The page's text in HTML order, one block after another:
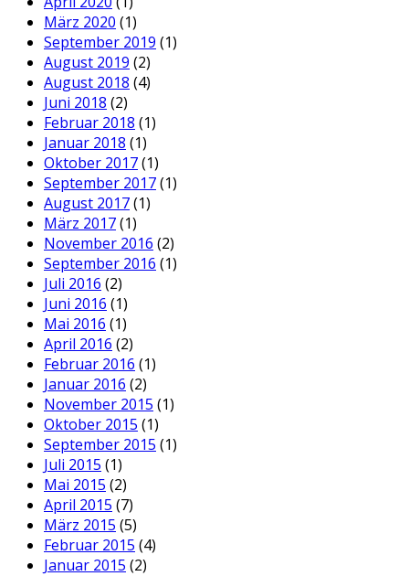
März 2020 (1)
September 2019 (1)
August 2019 (2)
August 2018 (4)
Juni 2018 (2)
Februar 2018 (1)
Januar 2018 (1)
Oktober 2017(1)
September 2017(1)
August 2017(1)
März 2017(1)
November 2016 (2)
September 2016 (1)
Juli 2016 (2)
Juni 2016 (1)
Mai 2016 (1)
April 2016 (2)
Februar 2016 (1)
Januar 2016 (2)
November 2015 (1)
Oktober 2015 (1)
September 2015 (1)
Juli 2015 (1)
Mai 2015 (2)
April 2015 (7)
März 2015 (5)
Februar 2015 (4)
Januar 2015 (2)